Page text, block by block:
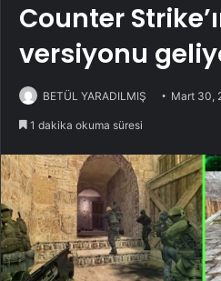
Counter
versiyonu
BETÜL YARADILMIŞ Mart 30,
1 dakika okuma süresi